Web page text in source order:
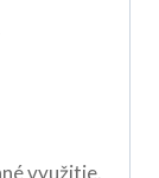
využitie.